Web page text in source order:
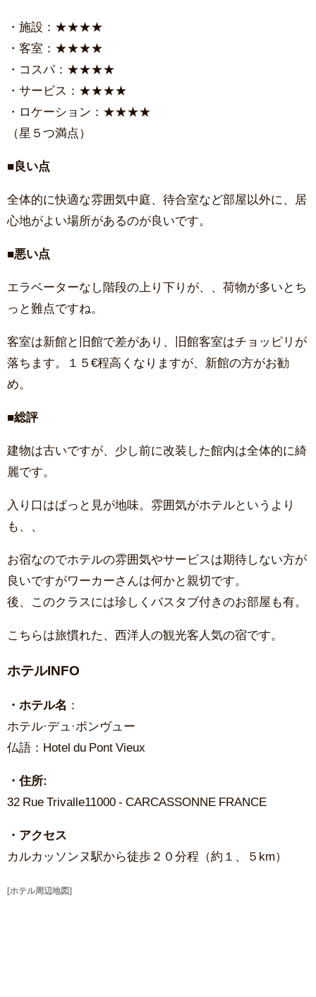
・施設：★★★★
・客室：★★★★
・コスパ：★★★★
・サービス：★★★★
・ロケーション：★★★★
（星５つ満点）
■良い点
全体的に快適な雰囲気中庭、待合室など部屋以外に、居
心地がよい場所があるのが良いです。
■悪い点
エラベーターなし階段の上り下りが、、荷物が多いとち
っと難点ですね。
客室は新館と旧館で差があり、旧館客室はチョッピリが
落ちます。１５€程高くなりますが、新館の方がお勧
め。
■総評
建物は古いですが、少し前に改装した館内は全体的に綺
麗です。
入り口はぱっと見が地味。雰囲気がホテルというより
も、、
お宿なのでホテルの雰囲気やサービスは期待しない方が
良いですがワーカーさんは何かと親切です。
後、このクラスには珍しくバスタブ付きのお部屋も有。
こちらは旅慣れた、西洋人の観光客人気の宿です。
ホテルINFO
・ホテル名 ：
ホテル·デュ·ポンヴュー
仏語：Hotel du Pont Vieux
・住所:
32 Rue Trivalle11000 - CARCASSONNE FRANCE
・アクセス
カルカッソンヌ駅から徒歩２０分程（約１、５km）
[ホテル周辺地図]